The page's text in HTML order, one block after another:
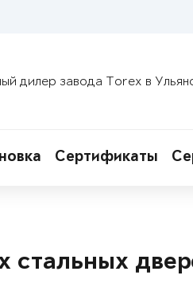
дилер завода Torex в
Сертификаты
стальных